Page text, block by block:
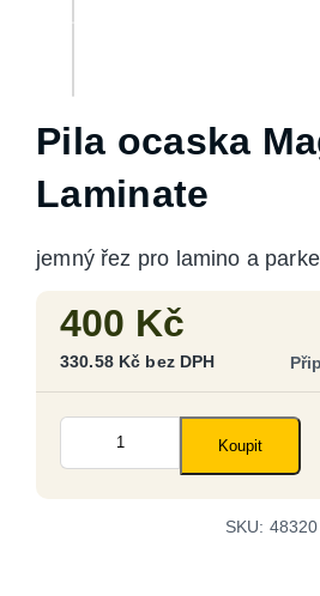
Pila ocaska
Laminate
jemný řez pro lamino a
400 Kč
330.58 Kč bez DPH
Pila
ocaska
Magnum
Koupit
SKU: 48320